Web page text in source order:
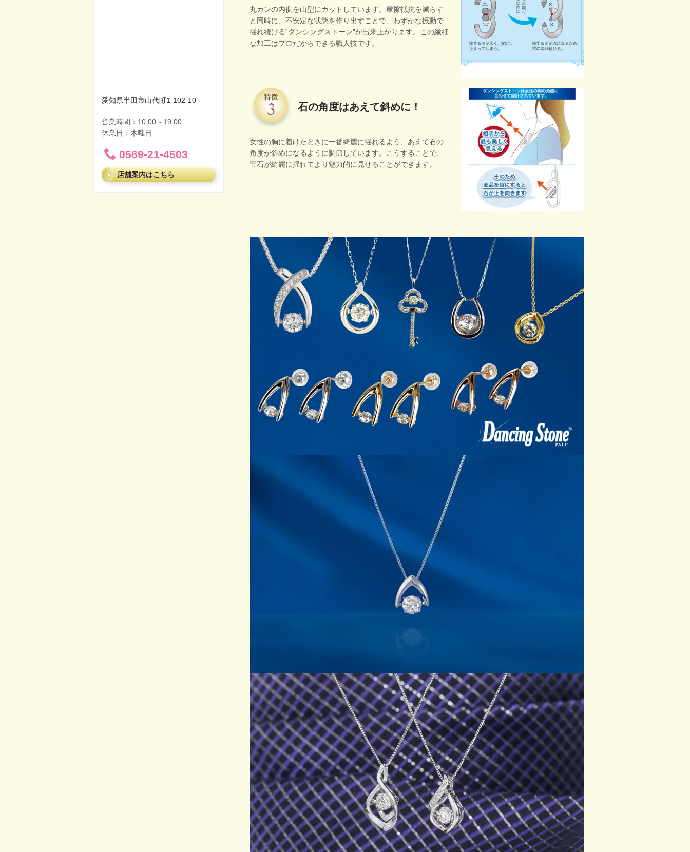
丸カンの内側を山型にカットしています。摩擦抵抗を減らす
と同時に、不安定な状態を作り出すことで、わずかな振動で
揺れ続ける”ダンシングストーン”が出来上がります。この繊細
な加工はプロだからできる職人技です。
石の角度はあえて斜めに！
女性の胸に着けたときに一番綺麗に揺れるよう、あえて石の
角度が斜めになるように調節しています。こうすることで、
宝石が綺麗に揺れてより魅力的に見せることができます。
愛知県半田市山代町1-102-10
営業時間：10:00～19:00
休業日：木曜日
0569-21-4503
店舗案内はこちら